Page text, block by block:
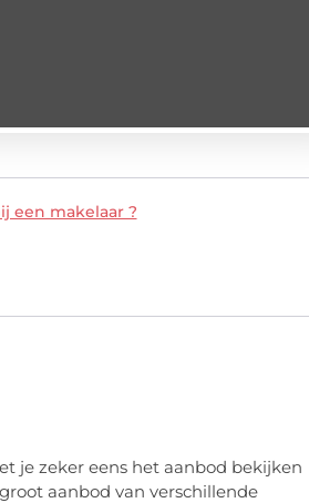
een makelaar ?
je zeker eens het aanbod bekijken
aanbod van verschillende